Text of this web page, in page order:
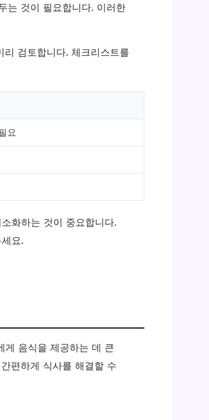
는 것이 필요합니다. 이러한
검토합니다. 체크리스트를
요
화하는 것이 중요합니다.
요.
게 음식을 제공하는 데 큰
편하게 식사를 해결할 수